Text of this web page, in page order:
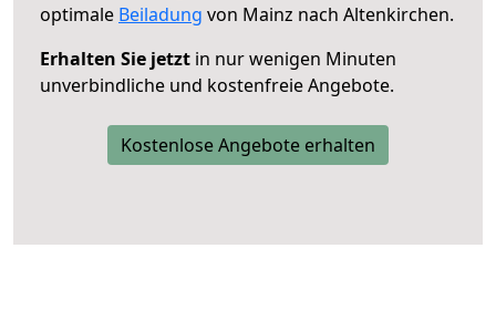
optimale Beiladung von Mainz nach Altenkirchen.
Erhalten Sie jetzt in nur wenigen Minuten
unverbindliche und kostenfreie Angebote.
Kostenlose Angebote erhalten